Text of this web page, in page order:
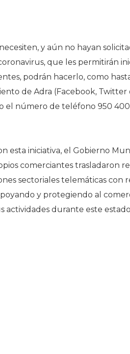
y aún no hayan
que les permitirán
podrán hacerlo, como
de Adra (Facebook,
el número de teléfono 950
esta iniciativa, el Gobierno
comerciantes trasladaron
sectoriales telemáticas con
y protegiendo al
actividades durante este